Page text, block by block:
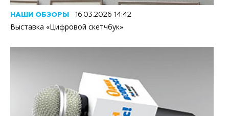
НАШИ ОБЗОРЫ 16.03.2026 14:42
Выставка «Цифровой скетчбук»